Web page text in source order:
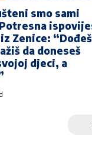
smo sami
Zenice: “Dođeš
da doneseš
djeci, a